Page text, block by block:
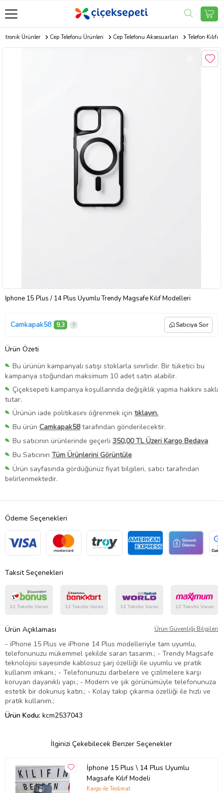
Ürünler Cep Telefonu Ürünleri Cep Telefonu Aksesuarları Telefon Kılıfı
İphone 15 Plus / 14 Plus Uyumlu Trendy Magsafe Kılıf Modelleri
Camkapak58 9,3 Satıcıya Sor
Ürün Özeti
Bu ürünün kampanyalı satışı stoklarla sınırlıdır. Bir tüketici bu
kampanya stoğundan maksimum 10 adet satın alabilir.
Çiçeksepeti kampanya koşullarında değişiklik yapma hakkını saklı
tutar.
Ürünün iade politikasını öğrenmek için tıklayın.
Bu ürün Camkapak58tarafından gönderilecektir.
Bu satıcının ürünlerinde geçerli 350,00 TL Üzeri Kargo Bedava
Bu Satıcının Tüm Ürünlerini Görüntüle
Ürün sayfasında gördüğünüz fiyat bilgileri, satıcı tarafından
belirlenmektedir.
Ödeme Seçenekleri
Taksit Seçenekleri
Ürün Açıklaması Ürün Güvenliği Bilgileri
- iPhone 15 Plus ve iPhone 14 Plus modelleriyle tam uyumlu,
telefonunuzu mükemmel şekilde saran tasarım.; - Trendy Magsafe
teknolojisi sayesinde kablosuz şarj özelliği ile uyumlu ve pratik
kullanım imkanı.; - Telefonunuzu darbelere ve çizilmelere karşı
koruyan dayanıklı yapı.; - Modern ve şık görünümüyle telefonunuza
estetik bir dokunuş katın.; - Kolay takıp çıkarma özelliği ile hızlı ve
pratik kullanım.;
Ürün Kodu: kcm2537043
İlginizi Çekebilecek Benzer Seçenekler
İphone 15 Plus \ 14 Plus Uyumlu
Magsafe Kılıf Modeli
Kargo ile Teslimat